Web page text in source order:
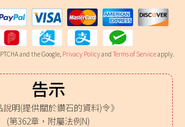
and the Google, Privacy Policyand Terms of Serviceapply.
告示
說明(提供關於鑽石的資料)令》
(第362章，附屬法例N)